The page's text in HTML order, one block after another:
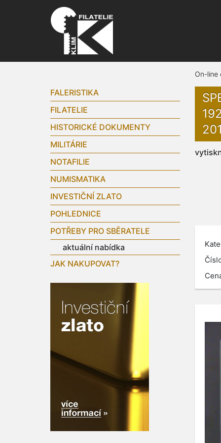
FALERISTIKA
FILATELIE
HISTORICKÉ DOKUMENTY
MILITÁRIE
NOTAFILIE
NUMISMATIKA
INVESTIČNÍ ZLATO
POHLEDNICE
POTŘEBY PRO SBĚRATELE
aktuální nabídka
JAK NAKUPOVAT?
On-line